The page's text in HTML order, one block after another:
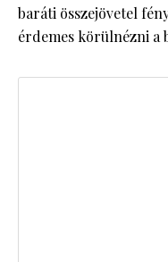
baráti összejövetel
érdemes körülnézni a